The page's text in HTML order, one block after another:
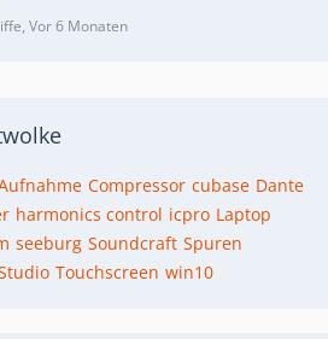
Vor 6 Monaten
Compressor cubase Dante
harmonics control icpro Laptop
seeburg Soundcraft Spuren
Touchscreen win10